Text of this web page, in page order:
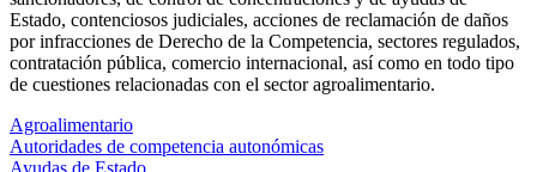
Estado, contenciosos judiciales, acciones de reclamación de daños
por infracciones de Derecho de la Competencia, sectores regulados,
contratación pública, comercio internacional, así como en todo tipo
de cuestiones relacionadas con el sector agroalimentario.
Agroalimentario
Autoridades de competencia autonómicas